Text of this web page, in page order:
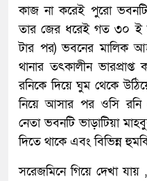
কাজ না করেই পুরো
তার জের ধরেই গত ৩০ ই
টার পর) ভবনের মালিক
থানার তৎকালীন
রনিকে দিয়ে ঘুম থেকে
নিয়ে আসার পর ওসি
নেতা ভবনটি ভাড়াটিয়া
দিতে থাকে এবং বিভিন্ন
সরেজমিনে গিয়ে দেখা